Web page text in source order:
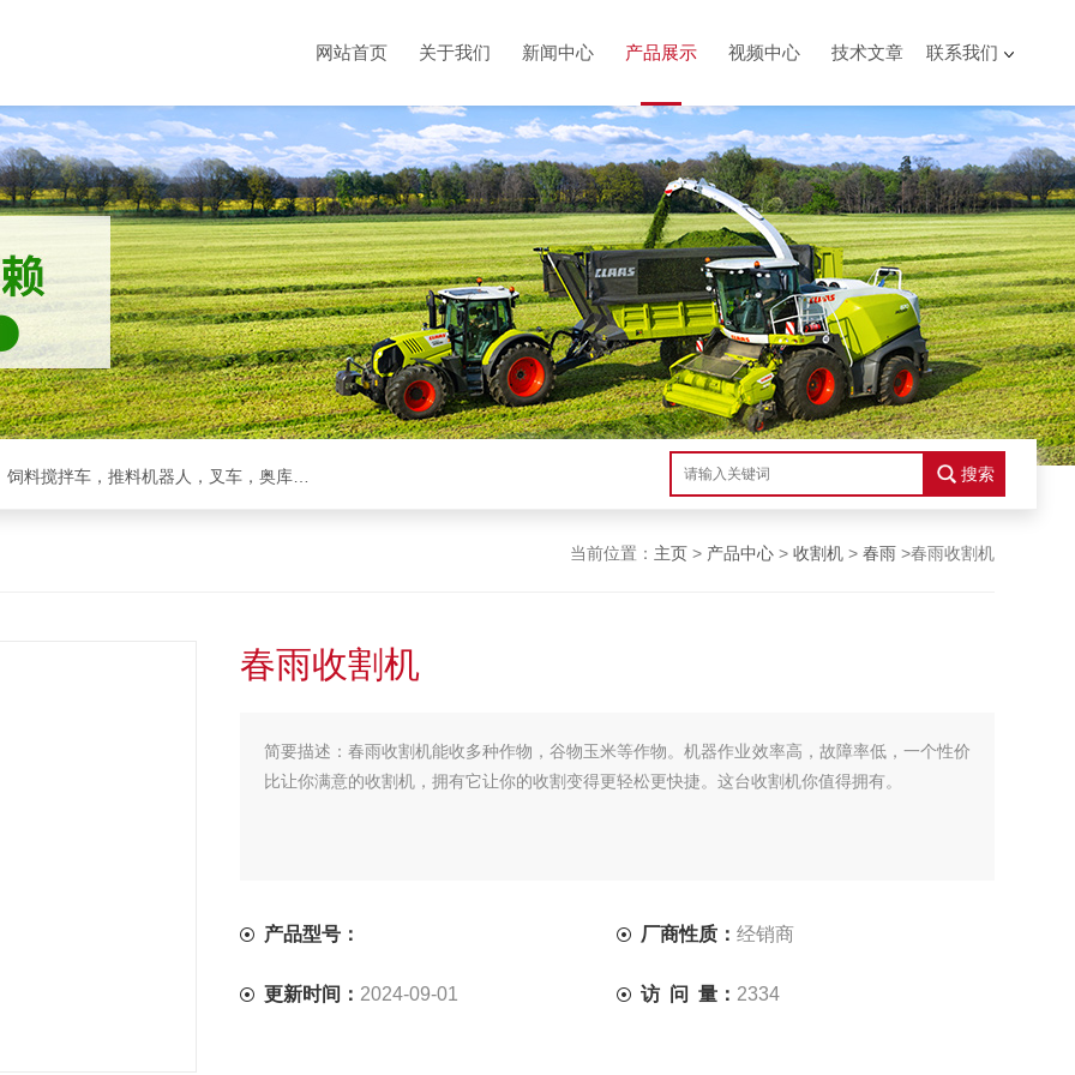
网站首页 关于我们 新闻中心 产品展示 视频中心 技术文章 联系我们
克拉斯全系，收割机，青储机，拖拉机，方包裹包机，饲料搅拌车，推料机器人，叉车，奥库裹包机 搜索
当前位置： 主页> 产品中心> 收割机> 春雨>春雨收割机
春雨收割机
简要描述： 春雨收割机能收多种作物，谷物玉米等作物。机器作业效率高，故障率低，一个性价
比让你满意的收割机，拥有它让你的收割变得更轻松更快捷。这台收割机你值得拥有。
产品型号： 厂商性质：经销商
更新时间： 2024-09-01 访 问 量： 2334